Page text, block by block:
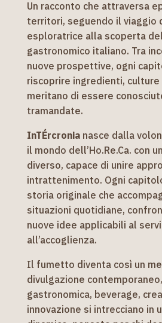
Un racconto che attraversa
territori, seguendo il viaggio
esploratrice alla scoperta
gastronomico italiano. Tra
nuove prospettive, ogni
riscoprire ingredienti,
meritano di essere
tramandate.
InTÉrcronianasce dalla
il mondo dell’Ho.Re.Ca. con
diverso, capace di unire
intrattenimento. Ogni
storia originale che
situazioni quotidiane,
nuove idee applicabili al
all’accoglienza.
Il fumetto diventa così un
divulgazione
gastronomica, beverage,
innovazione si intrecciano in